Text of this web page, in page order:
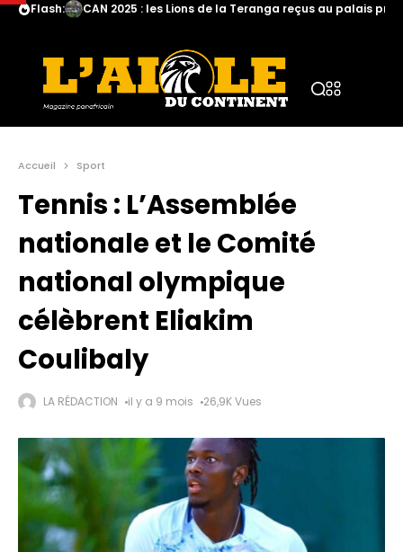
Flash: CAN 2025 : les Lions de la Teranga reçus au palais
Accueil Sport
Tennis : L’Assemblée
nationale et le Comité
national olympique
célèbrent Eliakim
Coulibaly
LA RÉDACTION il y a 9 mois 26,9K Vues